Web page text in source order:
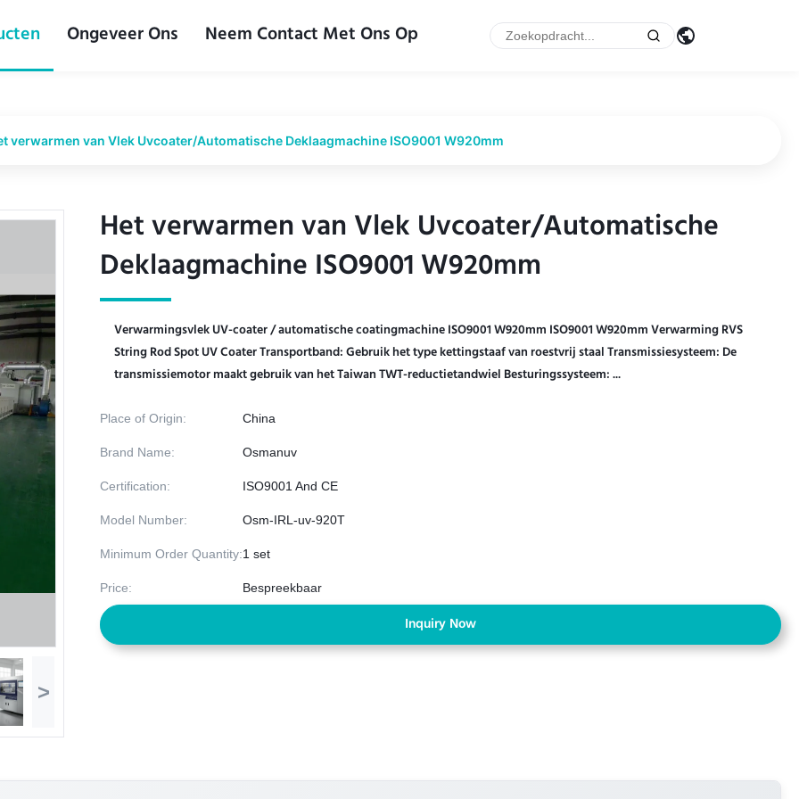
Ongeveer Ons Neem Contact Met Ons Op
verwarmen van Vlek Uvcoater/Automatische Deklaagmachine ISO9001 W920mm
>
Het verwarmen van Vlek Uvcoater/Automatische
Deklaagmachine ISO9001 W920mm
Het verwarmen van Vlek Uvcoater/Automatische
Deklaagmachine ISO9001 W920mm
Verwarmingsvlek UV-coater / automatische coatingmachine ISO9001 W920mm ISO9001 W920mm Verwarming RVS
String Rod Spot UV Coater Transportband: Gebruik het type kettingstaaf van roestvrij staal Transmissiesysteem: De
transmissiemotor maakt gebruik van het Taiwan TWT-reductietandwiel Besturingssysteem: ...
Place of Origin: China
Brand Name: Osmanuv
Certification: ISO9001 And CE
Model Number: Osm-IRL-uv-920T
Minimum Order Quantity:1 set
Price: Bespreekbaar
Inquiry Now